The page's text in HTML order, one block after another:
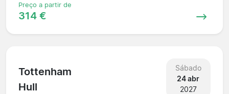
Preço a partir de
314 €
Tottenham
Hull
Sábado
24 abr
2027